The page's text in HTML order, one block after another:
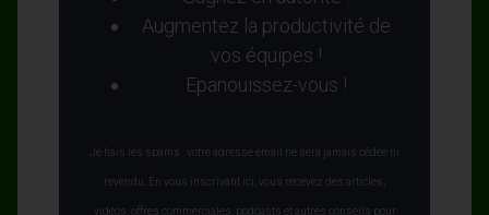
Augmentez la productivité de
vos équipes !
Epanouissez-vous !
Je hais les spams : votre adresse email ne sera jamais cédée ni
revendu. En vous inscrivant ici, vous recevez des articles,
vidéos, offres commerciales, podcasts et autres conseils pour